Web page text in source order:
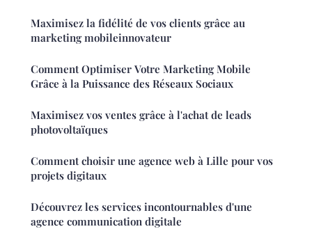
Maximisez la fidélité de vos clients grâce au
marketing mobileinnovateur
Comment Optimiser Votre Marketing Mobile
Grâce à la Puissance des Réseaux Sociaux
Maximisez vos ventes grâce à l'achat de leads
photovoltaïques
Comment choisir une agence web à Lille pour vos
projets digitaux
Découvrez les services incontournables d'une
agence communication digitale